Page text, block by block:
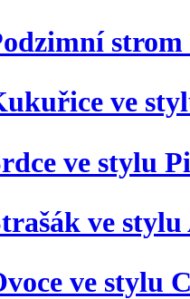
strom
ve
ve stylu
ve
ve stylu